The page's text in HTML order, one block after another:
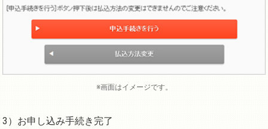
※画面はイメージです。
お申し込み手続き完了